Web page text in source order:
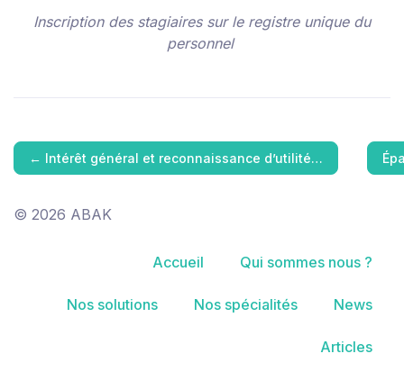
Inscription des stagiaires sur le registre unique du
personnel
← Intérêt général et reconnaissance d’utilité…
© 2026 ABAK
Accueil Qui sommes nous ?
Nos solutions Nos spécialités News
Articles